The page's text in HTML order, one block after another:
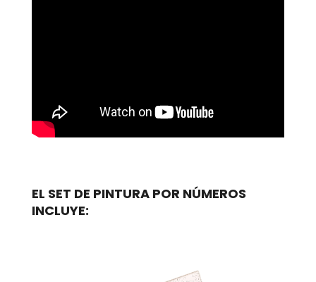
EL SET DE PINTURA POR NÚMEROS
INCLUYE: